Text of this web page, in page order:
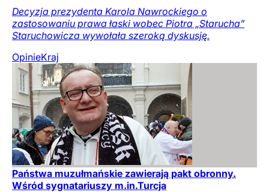
Decyzja prezydenta Karola Nawrockiego o
zastosowaniu prawa łaski wobec Piotra „Starucha”
Staruchowicza wywołała szeroką dyskusję.
OpinieKraj
Państwa muzułmańskie zawierają pakt obronny.
Wśród sygnatariuszy m.in.Turcja